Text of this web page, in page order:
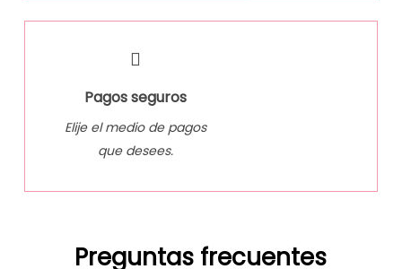
Pagos seguros
Elije el medio de pagos
que desees.
Preguntas frecuentes